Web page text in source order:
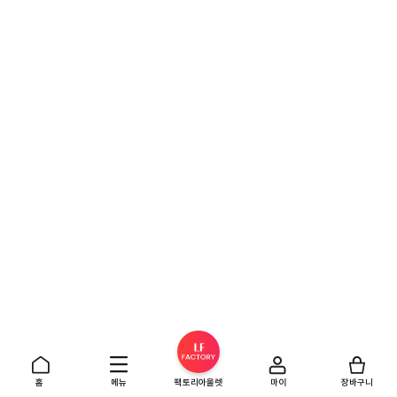
홈 메뉴 팩토리아울렛 마이 장바구니